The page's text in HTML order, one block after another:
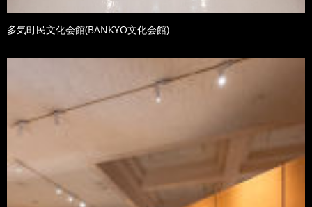
多気町民文化会館(BANKYO文化会館)